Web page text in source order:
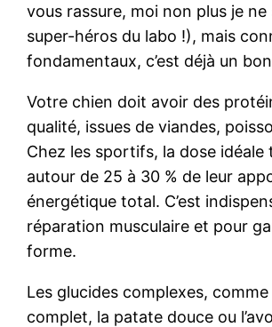
vous rassure, moi non plus je ne
super-héros du labo !), mais
fondamentaux, c’est déjà un
Votre chien doit avoir des
qualité, issues de viandes,
Chez les sportifs, la dose idéale
autour de 25 à 30 % de leur
énergétique total. C’est
réparation musculaire et pour
forme.
Les glucides complexes, comme
complet, la patate douce ou